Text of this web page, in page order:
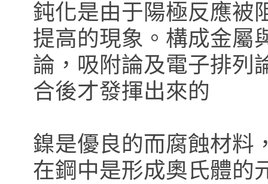
鈍化是由于陽極反應被
提高的現象。構成金屬
論，吸附論及電子排列
合後才發揮出來的
鎳是優良的而腐蝕材料
在鋼中是形成奧氏體的